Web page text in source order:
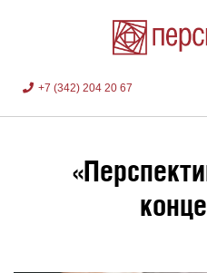
+7 (342) 204 20 67